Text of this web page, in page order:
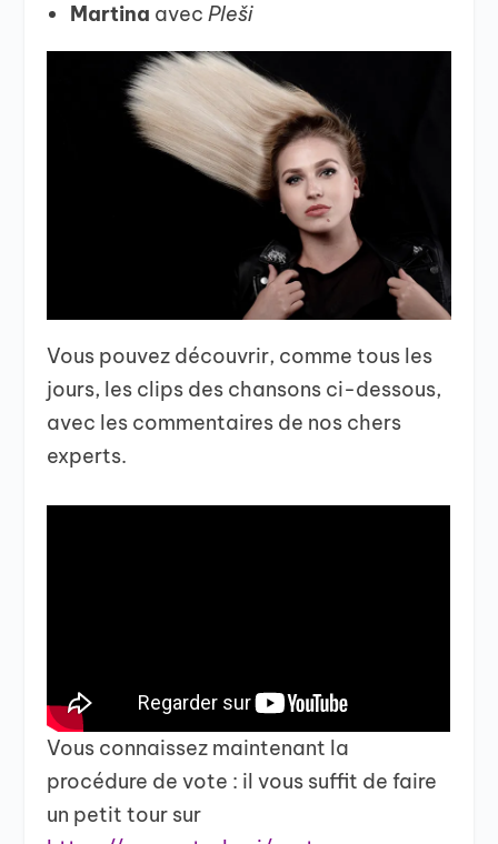
Martina avec Pleši
Vous pouvez découvrir, comme tous les
jours, les clips des chansons ci-dessous,
avec les commentaires de nos chers
experts.
Vous connaissez maintenant la
procédure de vote : il vous suffit de faire
un petit tour sur